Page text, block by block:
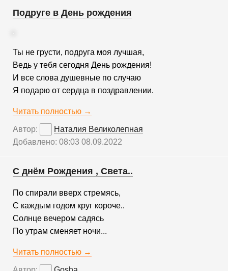
Подруге в День рождения
Ты не грусти, подруга моя лучшая,
Ведь у тебя сегодня День рождения!
И все слова душевные по случаю
Я подарю от сердца в поздравлении.
Читать полностью →
Автор:
Наталия Великолепная
Добавлено: 08:03 08.09.2022
С днём Рождения , Света..
По спирали вверх стремясь,
С каждым годом круг короче..
Солнце вечером садясь
По утрам сменяет ночи...
Читать полностью →